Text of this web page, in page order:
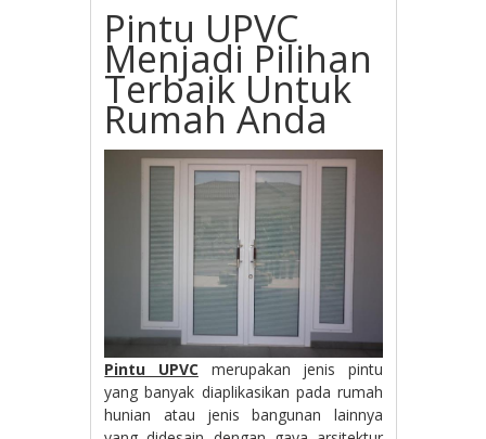
Pintu UPVC
Menjadi Pilihan
Terbaik Untuk
Rumah Anda
Pintu UPVCmerupakan jenis pintu
yang banyak diaplikasikan pada rumah
hunian atau jenis bangunan lainnya